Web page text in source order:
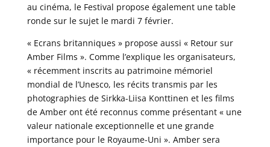
au cinéma, le Festival propose également une table
ronde sur le sujet le mardi 7 février.
« Ecrans britanniques » propose aussi « Retour sur
Amber Films ». Comme l’explique les organisateurs,
« récemment inscrits au patrimoine mémoriel
mondial de l’Unesco, les récits transmis par les
photographies de Sirkka-Liisa Konttinen et les films
de Amber ont été reconnus comme présentant « une
valeur nationale exceptionnelle et une grande
importance pour le Royaume-Uni ». Amber sera